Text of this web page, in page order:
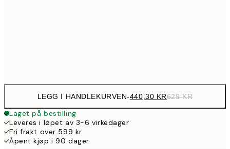
LEGG I HANDLEKURVEN-440,30 KR629 KR
Laget på bestilling
Leveres i løpet av 3-6 virkedager
Fri frakt over 599 kr
Åpent kjøp i 90 dager